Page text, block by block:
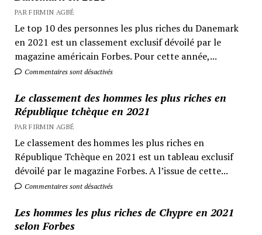
PAR FIRMIN AGBÉ
Le top 10 des personnes les plus riches du Danemark
en 2021 est un classement exclusif dévoilé par le
magazine américain Forbes. Pour cette année,...
Commentaires sont désactivés
Le classement des hommes les plus riches en
République tchèque en 2021
PAR FIRMIN AGBÉ
Le classement des hommes les plus riches en
République Tchèque en 2021 est un tableau exclusif
dévoilé par le magazine Forbes. A l’issue de cette...
Commentaires sont désactivés
Les hommes les plus riches de Chypre en 2021
selon Forbes